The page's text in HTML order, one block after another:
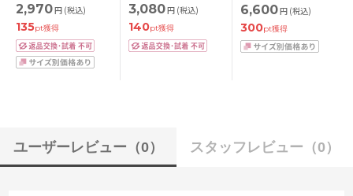
ーツ M/L/LL
2,970円 (税込)
135pt獲得
ツ M/L
3,080円 (税込)
140pt獲得
BCDEFGカップ アン
ダー
65/70/75/80/85/90/95c
m
6,600円 (税込)
300pt獲得
ユーザーレビュー （0） スタッフレビュー （0）